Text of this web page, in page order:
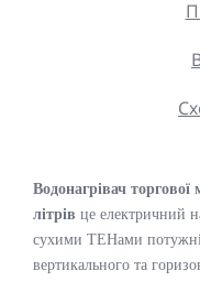
Водонагрівач
літрів це електричний
сухими ТЕНами
вертикального та